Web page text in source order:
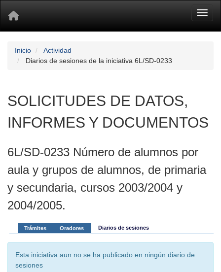
Inicio
Actividad
Diarios de sesiones de la iniciativa 6L/SD-0233
SOLICITUDES DE DATOS,
INFORMES Y DOCUMENTOS
6L/SD-0233 Número de alumnos por
aula y grupos de alumnos, de primaria
y secundaria, cursos 2003/2004 y
2004/2005.
Trámites Oradores Diarios de sesiones
Esta iniciativa aun no se ha publicado en ningún diario de
sesiones